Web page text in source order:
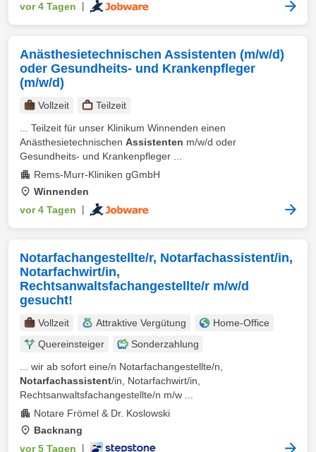
vor 4 Tagen
Anästhesietechnischen Assistenten (m/w/d)
oder Gesundheits- und Krankenpfleger
(m/w/d)
Vollzeit
Teilzeit
... Teilzeit für unser Klinikum Winnenden einen
Anästhesietechnischen Assistenten m/w/d oder
Gesundheits- und Krankenpfleger ...
Rems-Murr-Kliniken gGmbH
Winnenden
vor 4 Tagen
Notarfachangestellte/r, Notarfachassistent/in,
Notarfachwirt/in,
Rechtsanwaltsfachangestellte/r m/w/d
gesucht!
Vollzeit Attraktive Vergütung
Home-Office
Quereinsteiger
Sonderzahlung
... wir ab sofort eine/n Notarfachangestellte/n,
Notarfachassistent/in, Notarfachwirt/in,
Rechtsanwaltsfachangestellte/n m/w ...
Notare Frömel & Dr. Koslowski
Backnang
vor 5 Tagen